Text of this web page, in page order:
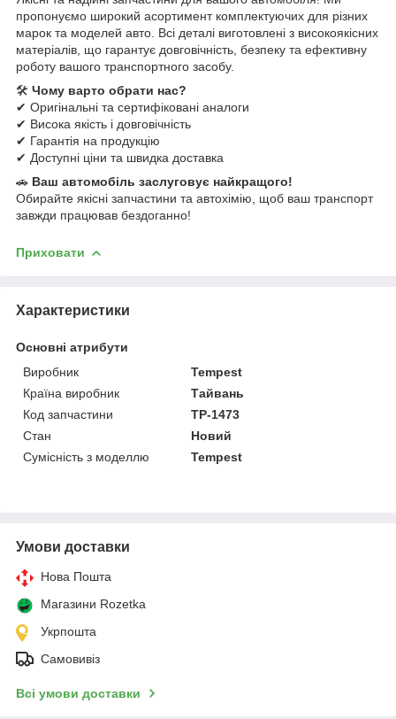
пропонуємо широкий асортимент комплектуючих для різних
марок та моделей авто. Всі деталі виготовлені з високоякісних
матеріалів, що гарантує довговічність, безпеку та ефективну
роботу вашого транспортного засобу.
🛠 Чому варто обрати нас?
✔ Оригінальні та сертифіковані аналоги
✔ Висока якість і довговічність
✔ Гарантія на продукцію
✔ Доступні ціни та швидка доставка
🚗 Ваш автомобіль заслуговує найкращого!
Обирайте якісні запчастини та автохімію, щоб ваш транспорт
завжди працював бездоганно!
Приховати
Характеристики
Основні атрибути
Виробник
Tempest
Країна виробник
Тайвань
Код запчастини
TP-1473
Стан
Новий
Сумісність з моделлю
Tempest
Умови доставки
Нова Пошта
Магазини Rozetka
Укрпошта
Самовивіз
Всі умови доставки